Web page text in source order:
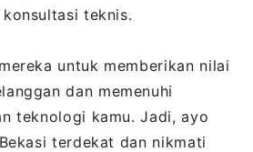
teknis.
untuk memberikan nilai
dan memenuhi
teknologi kamu. Jadi, ayo
terdekat dan nikmati